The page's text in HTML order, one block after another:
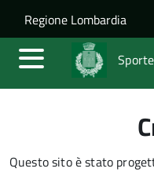
Salta al
Skip to site
Regione Lombardia
Questo sito è stato